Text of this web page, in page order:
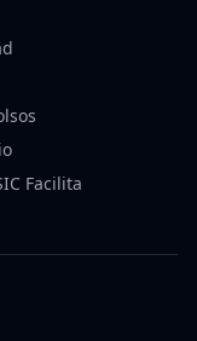
Facilita